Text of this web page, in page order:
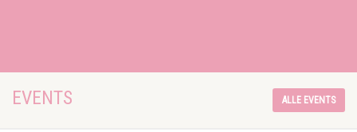
EVENTS ALLE EVENTS